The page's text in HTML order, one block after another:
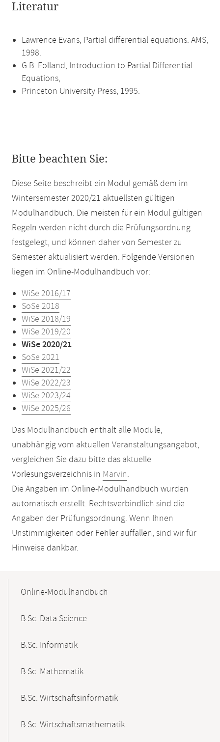
Literatur
Lawrence Evans, Partial differential equations. AMS,
1998.
G.B. Folland, Introduction to Partial Differential
Equations,
Princeton University Press, 1995.
Bitte beachten Sie:
Diese Seite beschreibt ein Modul gemäß dem im
Wintersemester 2020/21 aktuellsten gültigen
Modulhandbuch. Die meisten für ein Modul gültigen
Regeln werden nicht durch die Prüfungsordnung
festgelegt, und können daher von Semester zu
Semester aktualisiert werden. Folgende Versionen
liegen im Online-Modulhandbuch vor:
WiSe 2016/17
SoSe 2018
WiSe 2018/19
WiSe 2019/20
WiSe 2020/21
SoSe 2021
WiSe 2021/22
WiSe 2022/23
WiSe 2023/24
WiSe 2025/26
Das Modulhandbuch enthält alle Module,
unabhängig vom aktuellen Veranstaltungsangebot,
vergleichen Sie dazu bitte das aktuelle
Vorlesungsverzeichnis in Marvin.
Die Angaben im Online-Modulhandbuch wurden
automatisch erstellt. Rechtsverbindlich sind die
Angaben der Prüfungsordnung. Wenn Ihnen
Unstimmigkeiten oder Fehler auffallen, sind wir für
Hinweise dankbar.
NavigationOnline-Modulhandbuch
B.Sc. Data Science
B.Sc. Informatik
B.Sc. Mathematik
B.Sc. Wirtschaftsinformatik
B.Sc. Wirtschaftsmathematik